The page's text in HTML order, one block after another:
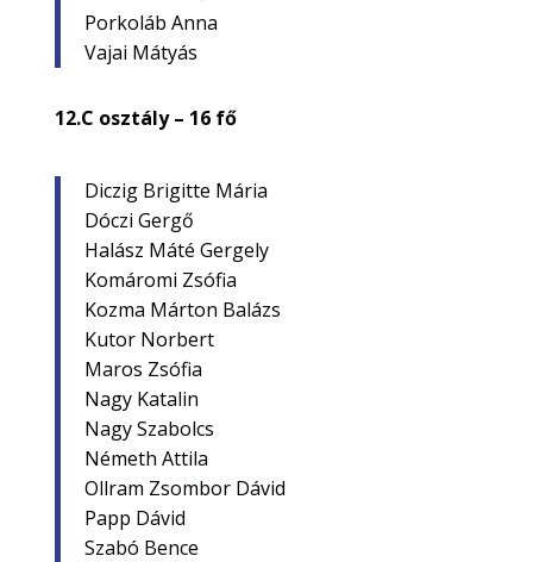
Porkoláb Anna
Vajai Mátyás
12.C osztály – 16 fő
Diczig Brigitte Mária
Dóczi Gergő
Halász Máté Gergely
Komáromi Zsófia
Kozma Márton Balázs
Kutor Norbert
Maros Zsófia
Nagy Katalin
Nagy Szabolcs
Németh Attila
Ollram Zsombor Dávid
Papp Dávid
Szabó Bence